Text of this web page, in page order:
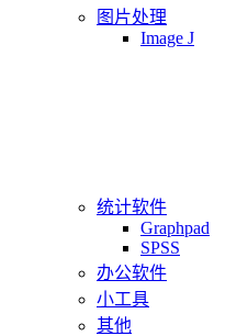
图片处理
Image J
统计软件
Graphpad
SPSS
办公软件
小工具
其他